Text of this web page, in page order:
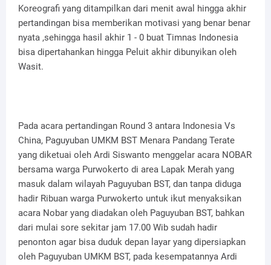
Koreografi yang ditampilkan dari menit awal hingga akhir
pertandingan bisa memberikan motivasi yang benar benar
nyata ,sehingga hasil akhir 1 - 0 buat Timnas Indonesia
bisa dipertahankan hingga Peluit akhir dibunyikan oleh
Wasit.
Pada acara pertandingan Round 3 antara Indonesia Vs
China, Paguyuban UMKM BST Menara Pandang Terate
yang diketuai oleh Ardi Siswanto menggelar acara NOBAR
bersama warga Purwokerto di area Lapak Merah yang
masuk dalam wilayah Paguyuban BST, dan tanpa diduga
hadir Ribuan warga Purwokerto untuk ikut menyaksikan
acara Nobar yang diadakan oleh Paguyuban BST, bahkan
dari mulai sore sekitar jam 17.00 Wib sudah hadir
penonton agar bisa duduk depan layar yang dipersiapkan
oleh Paguyuban UMKM BST, pada kesempatannya Ardi